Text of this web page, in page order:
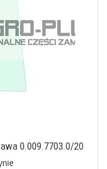
0.009.7703.0/20